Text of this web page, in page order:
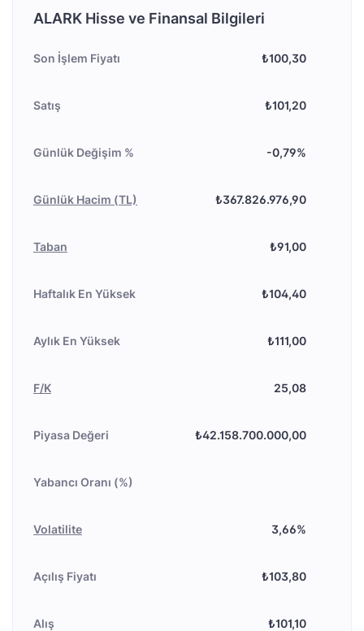
ALARK Hisse ve Finansal Bilgileri
Son İşlem Fiyatı ₺100,30
Satış ₺101,20
Günlük Değişim % -0,79%
Günlük Hacim (TL) ₺367.826.976,90
Taban ₺91,00
Haftalık En Yüksek ₺104,40
Aylık En Yüksek ₺111,00
F/K 25,08
Piyasa Değeri ₺42.158.700.000,00
Yabancı Oranı (%)
Volatilite 3,66%
Açılış Fiyatı ₺103,80
Alış ₺101,10